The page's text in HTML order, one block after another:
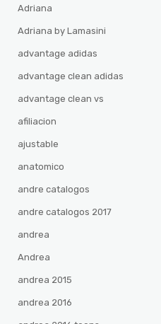
Adriana
Adriana by Lamasini
advantage adidas
advantage clean adidas
advantage clean vs
afiliacion
ajustable
anatomico
andre catalogos
andre catalogos 2017
andrea
Andrea
andrea 2015
andrea 2016